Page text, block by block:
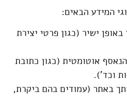
המידע הבאים:
ישיר (כגון פרטי יצירת
אוטומטית (כגון כתובת
באתר (עמודים בהם ביקרת,